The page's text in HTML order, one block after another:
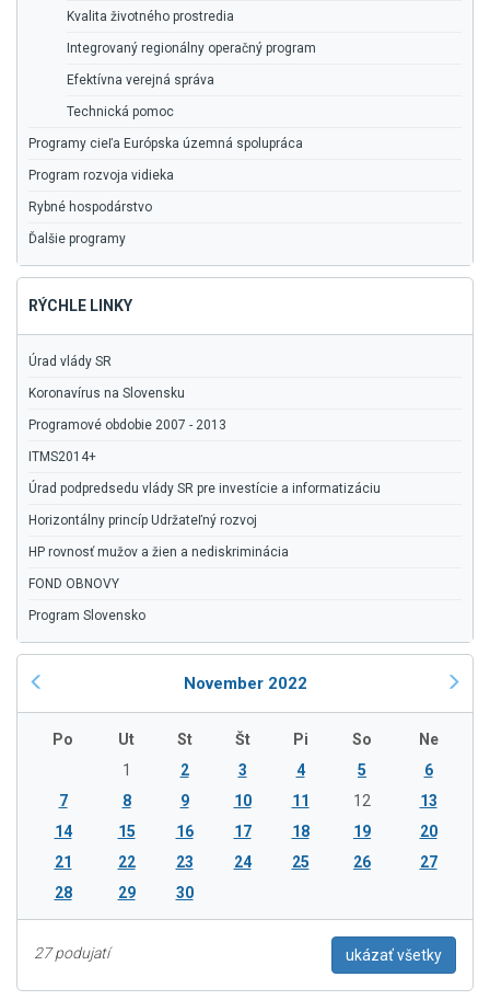
Kvalita životného prostredia
Integrovaný regionálny operačný program
Efektívna verejná správa
Technická pomoc
Programy cieľa Európska územná spolupráca
Program rozvoja vidieka
Rybné hospodárstvo
Ďalšie programy
RÝCHLE LINKY
Úrad vlády SR
Koronavírus na Slovensku
Programové obdobie 2007 - 2013
ITMS2014+
Úrad podpredsedu vlády SR pre investície a informatizáciu
Horizontálny princíp Udržateľný rozvoj
HP rovnosť mužov a žien a nediskriminácia
FOND OBNOVY
Program Slovensko
November 2022
Po Ut St Št Pi So
Ne
1
2 3 4 5
6
7
8 9 10 11 12
13
14
15 16 17 18 19
20
21
22 23 24 25 26
27
28
29 30
27 podujatí ukázať všetky